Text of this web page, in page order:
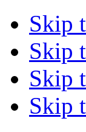
Skip
Skip
Skip
Skip